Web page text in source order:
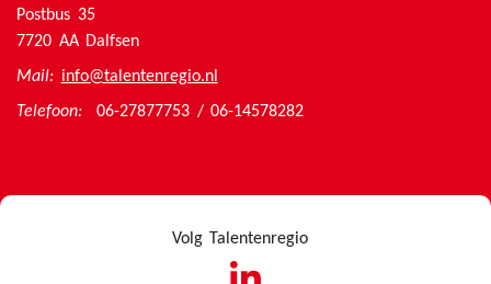
Postbus 35
7720 AA Dalfsen
Mail: info@talentenregio.nl
Telefoon: 06-27877753 / 06-14578282
Volg Talentenregio
linkedin